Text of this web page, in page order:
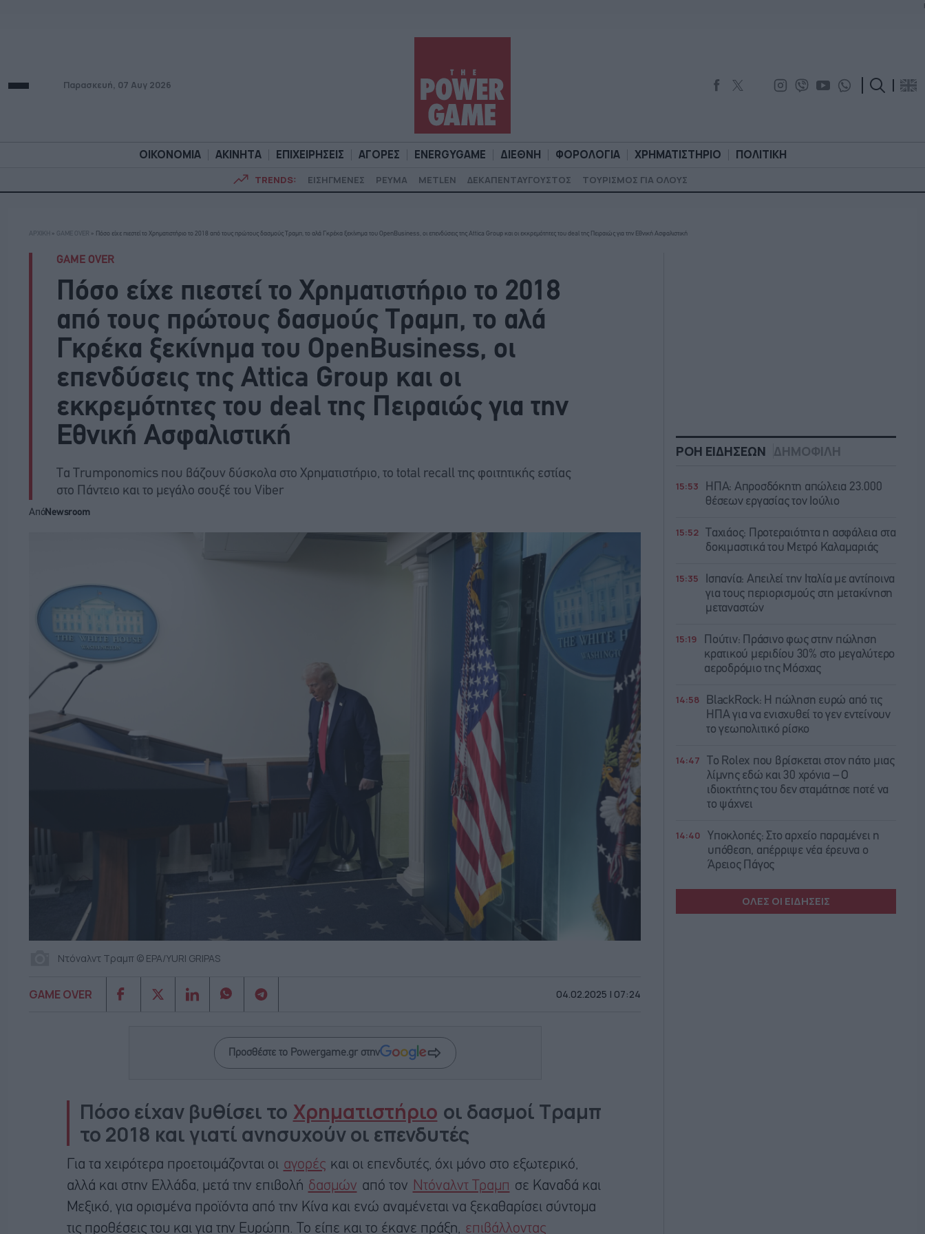
Παρασκευή, 07 Αυγ 2026
ΟΙΚΟΝΟΜΙΑ ΑΚΙΝΗΤΑ ΕΠΙΧΕΙΡΗΣΕΙΣ ΑΓΟΡΕΣ ENERGYGAME ΔΙΕΘΝΗ ΦΟΡΟΛΟΓΙΑ ΧΡΗΜΑΤΙΣΤΗΡΙΟ ΠΟΛΙΤΙΚΗ
TRENDS: ΕΙΣΗΓΜΕΝΕΣ ΡΕΥΜΑ METLEN ΔΕΚΑΠΕΝΤΑΥΓΟΥΣΤΟΣ ΤΟΥΡΙΣΜΟΣ ΓΙΑ ΟΛΟΥΣ
ΟΙΚΟΝΟΜΙΑ ΑΚΙΝΗΤΑ ΕΠΙΧΕΙΡΗΣΕΙΣ ΑΓΟΡΕΣ ENERGYGAME ΔΙΕΘΝΗ ΦΟΡΟΛΟΓΙΑ
ΑΡΧΙΚΗ » GAME OVER » Πόσο είχε πιεστεί το Χρηματιστήριο το 2018 από τους πρώτους δασμούς Τραμπ, το αλά Γκρέκα ξεκίνημα του OpenBusiness, οι επενδύσεις της Attica Group και οι εκκρεμότητες του deal της Πειραιώς για την Εθνική Ασφαλιστική
GAME OVER
Πόσο είχε πιεστεί το Χρηματιστήριο το 2018
από τους πρώτους δασμούς Τραμπ, το αλά
Γκρέκα ξεκίνημα του OpenBusiness, οι
επενδύσεις της Attica Group και οι
εκκρεμότητες του deal της Πειραιώς για την
Εθνική Ασφαλιστική
Τα Trumponomics που βάζουν δύσκολα στο Χρηματιστήριο, το total recall της φοιτητικής εστίας
στο Πάντειο και το μεγάλο σουξέ του Viber
ΑπόNewsroom
Ντόναλντ Τραμπ © EPA/YURI GRIPAS
GAME OVER 04.02.2025 | 07:24
Προσθέστε το Powergame.gr στην
Πόσο είχαν βυθίσει το Χρηματιστήριο οι δασμοί Τραμπ
το 2018 και γιατί ανησυχούν οι επενδυτές
Για τα χειρότερα προετοιμάζονται οι αγορές και οι επενδυτές, όχι μόνο στο εξωτερικό,
αλλά και στην Ελλάδα, μετά την επιβολή δασμών από τον Ντόναλντ Τραμπ σε Καναδά και
Μεξικό, για ορισμένα προϊόντα από την Κίνα και ενώ αναμένεται να ξεκαθαρίσει σύντομα
τις προθέσεις του και για την Ευρώπη. Το είπε και το έκανε πράξη,
επιβάλλοντας
ΡΟΗ ΕΙΔΗΣΕΩΝ ΔΗΜΟΦΙΛΗ
15:53
ΗΠΑ: Απροσδόκητη απώλεια 23.000
θέσεων εργασίας τον Ιούλιο
15:52
Ταχιάος: Προτεραιότητα η ασφάλεια στα
δοκιμαστικά του Μετρό Καλαμαριάς
15:35
Ισπανία: Απειλεί την Ιταλία με αντίποινα
για τους περιορισμούς στη μετακίνηση
μεταναστών
15:19
Πούτιν: Πράσινο φως στην πώληση
κρατικού μεριδίου 30% στο μεγαλύτερο
αεροδρόμιο της Μόσχας
14:58
BlackRock: Η πώληση ευρώ από τις
ΗΠΑ για να ενισχυθεί το γεν εντείνουν
το γεωπολιτικό ρίσκο
14:47
Το Rolex που βρίσκεται στον πάτο μιας
λίμνης εδώ και 30 χρόνια – Ο
ιδιοκτήτης του δεν σταμάτησε ποτέ να
το ψάχνει
14:40
Υποκλοπές: Στο αρχείο παραμένει η
υπόθεση, απέρριψε νέα έρευνα ο
Άρειος Πάγος
ΟΛΕΣ ΟΙ ΕΙΔΗΣΕΙΣ